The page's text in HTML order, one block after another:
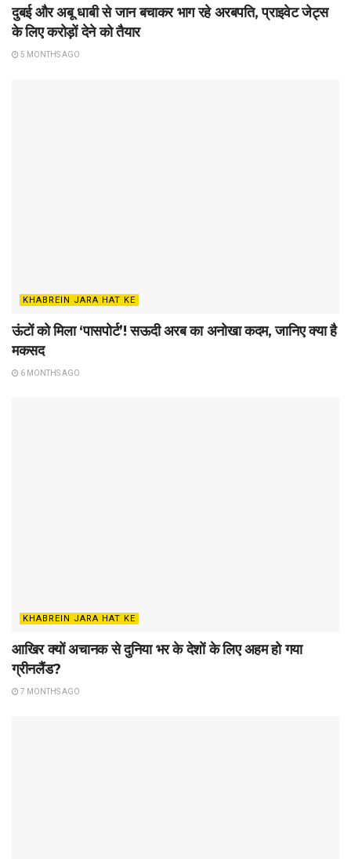
दुबई और अबू धाबी से जान बचाकर भाग रहे अरबपति, प्राइवेट जेट्स
के लिए करोड़ों देने को तैयार
5 MONTHS AGO
KHABREIN JARA HAT KE
ऊंटों को मिला ‘पासपोर्ट’! सऊदी अरब का अनोखा कदम, जानिए क्या है
मकसद
6 MONTHS AGO
KHABREIN JARA HAT KE
आखिर क्यों अचानक से दुनिया भर के देशों के लिए अहम हो गया
ग्रीनलैंड?
7 MONTHS AGO